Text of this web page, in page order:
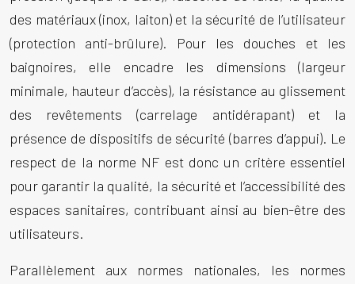
des matériaux (inox, laiton) et la sécurité de l’utilisateur
(protection anti-brûlure). Pour les douches et les
baignoires, elle encadre les dimensions (largeur
minimale, hauteur d’accès), la résistance au glissement
des revêtements (carrelage antidérapant) et la
présence de dispositifs de sécurité (barres d’appui). Le
respect de la norme NF est donc un critère essentiel
pour garantir la qualité, la sécurité et l’accessibilité des
espaces sanitaires, contribuant ainsi au bien-être des
utilisateurs.
Parallèlement aux normes nationales, les normes